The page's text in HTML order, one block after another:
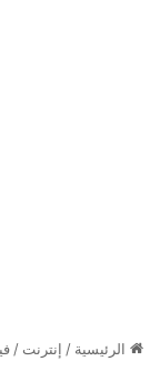
الرئيسية / إنترنت /